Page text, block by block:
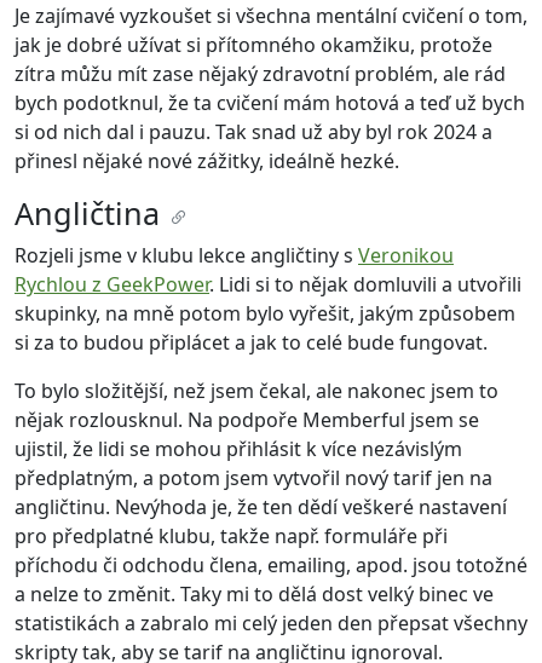
Je zajímavé vyzkoušet si všechna mentální cvičení o tom,
jak je dobré užívat si přítomného okamžiku, protože
zítra můžu mít zase nějaký zdravotní problém, ale rád
bych podotknul, že ta cvičení mám hotová a teď už bych
si od nich dal i pauzu. Tak snad už aby byl rok 2024 a
přinesl nějaké nové zážitky, ideálně hezké.
Angličtina
Rozjeli jsme v klubu lekce angličtiny s Veronikou
Rychlou z GeekPower. Lidi si to nějak domluvili a utvořili
skupinky, na mně potom bylo vyřešit, jakým způsobem
si za to budou připlácet a jak to celé bude fungovat.
To bylo složitější, než jsem čekal, ale nakonec jsem to
nějak rozlousknul. Na podpoře Memberful jsem se
ujistil, že lidi se mohou přihlásit k více nezávislým
předplatným, a potom jsem vytvořil nový tarif jen na
angličtinu. Nevýhoda je, že ten dědí veškeré nastavení
pro předplatné klubu, takže např. formuláře při
příchodu či odchodu člena, emailing, apod. jsou totožné
a nelze to změnit. Taky mi to dělá dost velký binec ve
statistikách a zabralo mi celý jeden den přepsat všechny
skripty tak, aby se tarif na angličtinu ignoroval.